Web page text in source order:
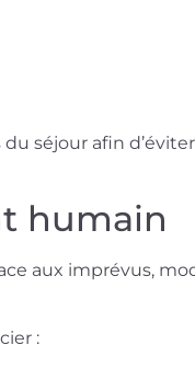
séjour afin
humain
aux imprévus,
: